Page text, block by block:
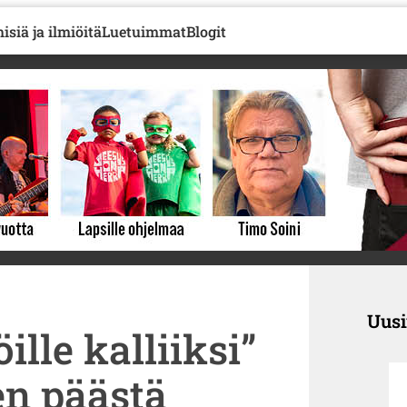
ja ilmiöitäLuetuimmatBlogit
kalliiksi”
päästä